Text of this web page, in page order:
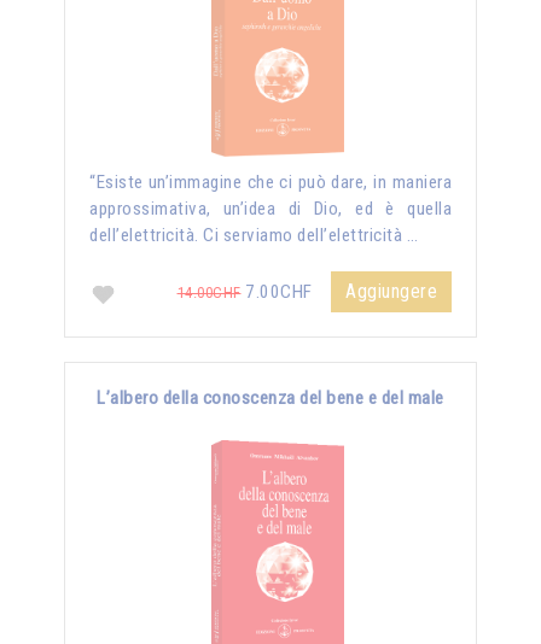
“Esiste un’immagine che ci può dare, in maniera
approssimativa, un’idea di Dio, ed è quella
dell’elettricità. Ci serviamo dell’elettricità …
14.00CHF7.00CHF Aggiungere
L’albero della conoscenza del bene e del male